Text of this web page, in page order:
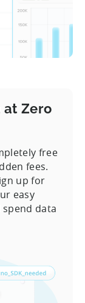
at Zero
free
fees.
up for
easy
data